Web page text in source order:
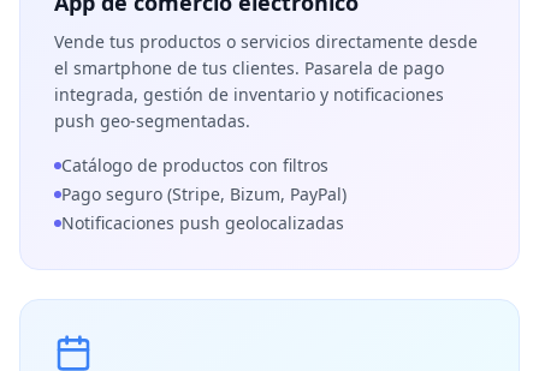
Vende tus productos o servicios directamente desde
el smartphone de tus clientes. Pasarela de pago
integrada, gestión de inventario y notificaciones
push geo-segmentadas.
Catálogo de productos con filtros
Pago seguro (Stripe, Bizum, PayPal)
Notificaciones push geolocalizadas